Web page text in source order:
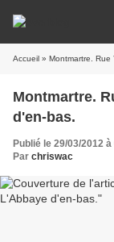
Accueil » Montmartre. Rue
Montmartre.
d'en-bas.
Publié le 29/03/2012
Par chriswac